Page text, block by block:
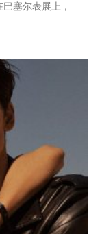
塞尔表展上，